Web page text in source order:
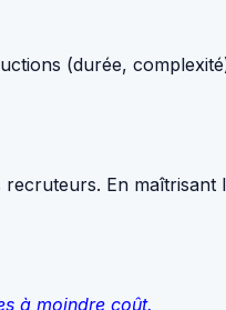
(durée,
En maîtrisant
à moindre coût.